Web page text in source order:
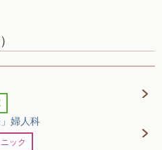
」婦人科
ック